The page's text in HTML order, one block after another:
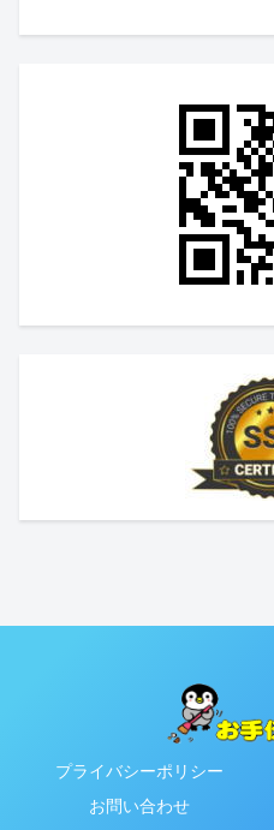
プライバシーポリシー
お問い合わせ